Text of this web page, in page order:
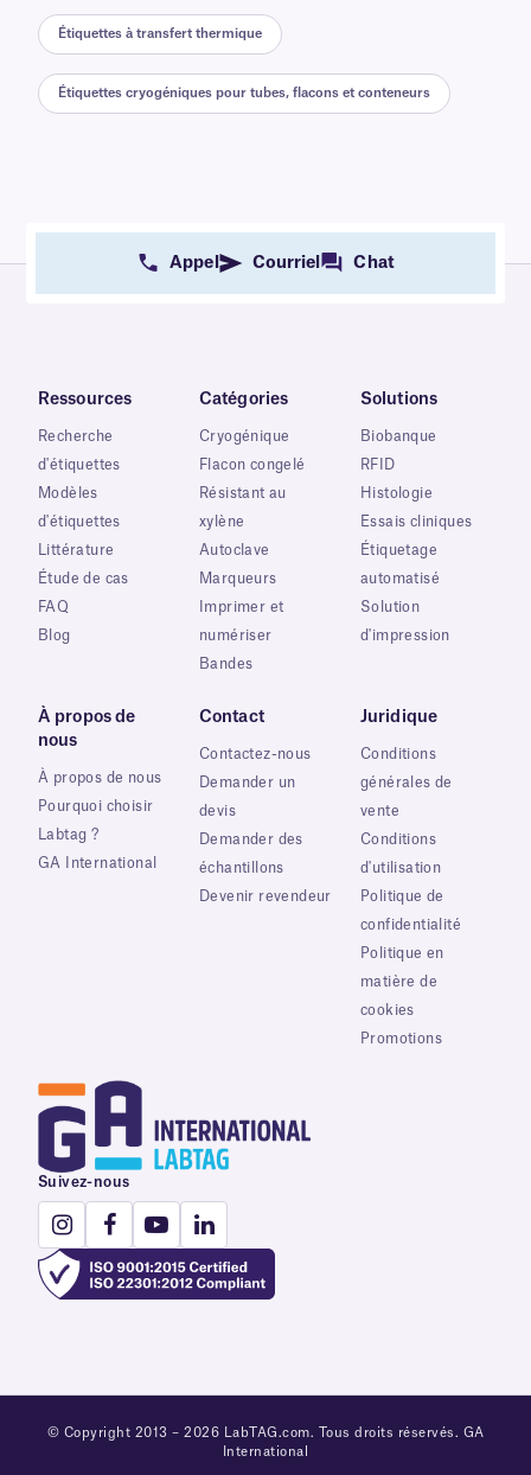
Étiquettes à transfert thermique
Étiquettes cryogéniques pour tubes, flacons et conteneurs
Appel Courriel Chat
Ressources
Recherche
d'étiquettes
Modèles
d'étiquettes
Littérature
Étude de cas
FAQ
Blog
Catégories
Cryogénique
Flacon congelé
Résistant au
xylène
Autoclave
Marqueurs
Imprimer et
numériser
Bandes
Solutions
Biobanque
RFID
Histologie
Essais cliniques
Étiquetage
automatisé
Solution
d'impression
À propos de
nous
À propos de nous
Pourquoi choisir
Labtag ?
GA International
Contact
Contactez-nous
Demander un
devis
Demander des
échantillons
Devenir revendeur
Juridique
Conditions
générales de
vente
Conditions
d'utilisation
Politique de
confidentialité
Politique en
matière de
cookies
Promotions
Suivez-nous
© Copyright 2013 – 2026 LabTAG.com. Tous droits réservés. GA
International